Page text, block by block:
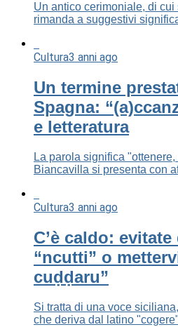
Un antico cerimoniale, di
rimanda a suggestivi
Cultura3 anni ago
Un termine
Spagna:
e letteratura
La parola significa
Biancavilla si presenta con
Cultura3 anni ago
C’è caldo:
“ncutti” o
cuḍḍaru”
Si tratta di una voce
che deriva dal latino